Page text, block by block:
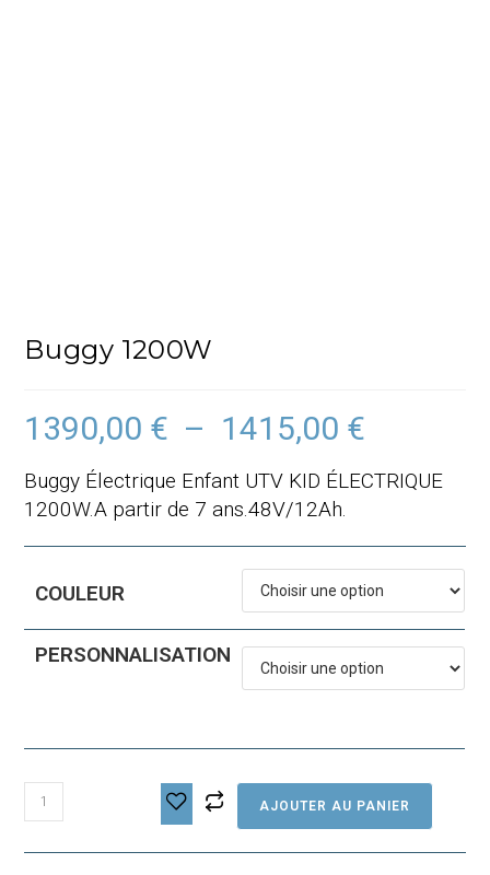
Buggy 1200W
1390,00 € – 1415,00 €
à
1415,00 €
Buggy Électrique Enfant UTV KID ÉLECTRIQUE
1200W.A partir de 7 ans.48V/12Ah.
COULEUR
PERSONNALISATION
1200W
AJOUTER AU PANIER